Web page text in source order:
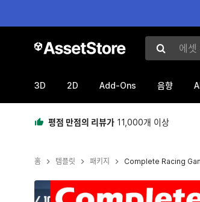
에셋 검색
3D 2D Add-Ons 음향
평점 만점의 리뷰가 11,000개 이상
홈 템플릿 패키지 Complete Racing
현재 슬라이드: 1 / 22